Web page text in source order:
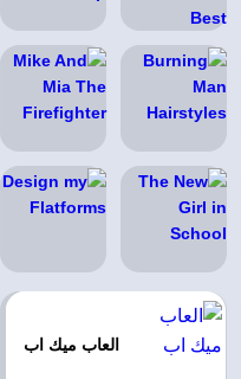
العاب ميك اب